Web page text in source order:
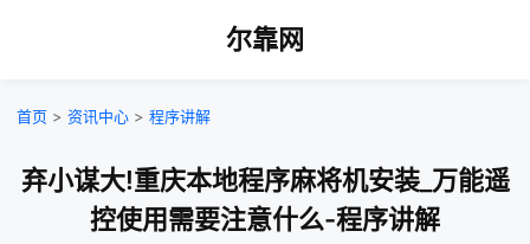
尔靠网
首页 > 资讯中心 > 程序讲解
弃小谋大!重庆本地程序麻将机安装_万能遥
控使用需要注意什么-程序讲解